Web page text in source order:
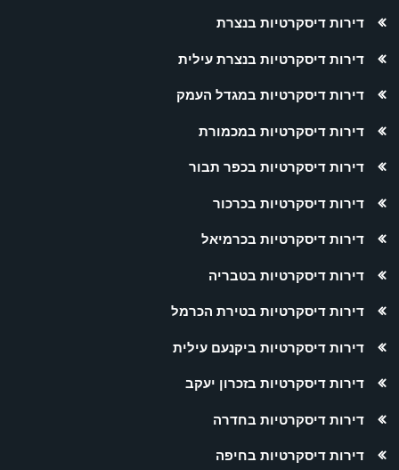
דירות דיסקרטיות בנצרת
דירות דיסקרטיות בנצרת עילית
דירות דיסקרטיות במגדל העמק
דירות דיסקרטיות במכמורת
דירות דיסקרטיות בכפר תבור
דירות דיסקרטיות בכרכור
דירות דיסקרטיות בכרמיאל
דירות דיסקרטיות בטבריה
דירות דיסקרטיות בטירת הכרמל
דירות דיסקרטיות ביקנעם עילית
דירות דיסקרטיות בזכרון יעקב
דירות דיסקרטיות בחדרה
דירות דיסקרטיות בחיפה